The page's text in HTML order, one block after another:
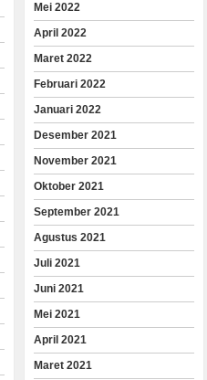
Mei 2022
April 2022
Maret 2022
Februari 2022
Januari 2022
Desember 2021
November 2021
Oktober 2021
September 2021
Agustus 2021
Juli 2021
Juni 2021
Mei 2021
April 2021
Maret 2021